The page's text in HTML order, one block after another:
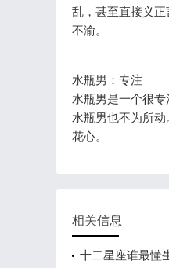
乱，甚至直接义
不渝。
水瓶男：专注
水瓶男是一个很
水瓶男也不为所
花心。
相关信息
十二星座谁最懂